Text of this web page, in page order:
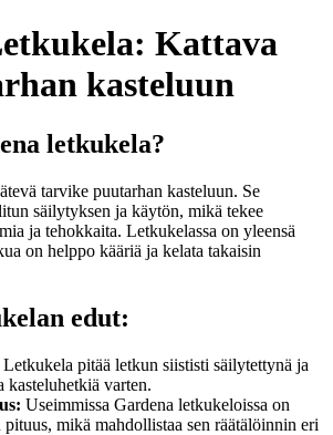
Kattava
kasteluun
letkukela?
tarvike puutarhan kasteluun. Se
säilytyksen ja käytön, mikä tekee
ja tehokkaita. Letkukelassa on yleensä
on helppo kääriä ja kelata takaisin
edut:
Letkukela pitää letkun siististi säilytettynä ja
kasteluhetkiä varten.
Useimmissa Gardena letkukeloissa on
pituus, mikä mahdollistaa sen räätälöinnin eri